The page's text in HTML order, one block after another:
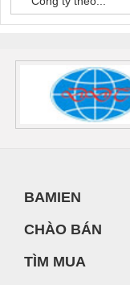
BAMIEN
CHÀO BÁN
TÌM MUA